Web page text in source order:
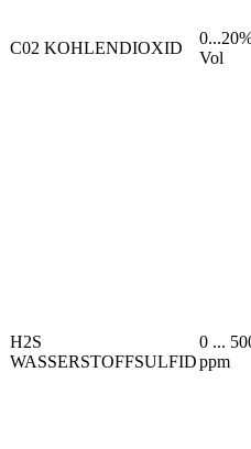
C02 KOHLENDIOXID
Vol
H2S
WASSERSTOFFSULFID
0 ...
ppm